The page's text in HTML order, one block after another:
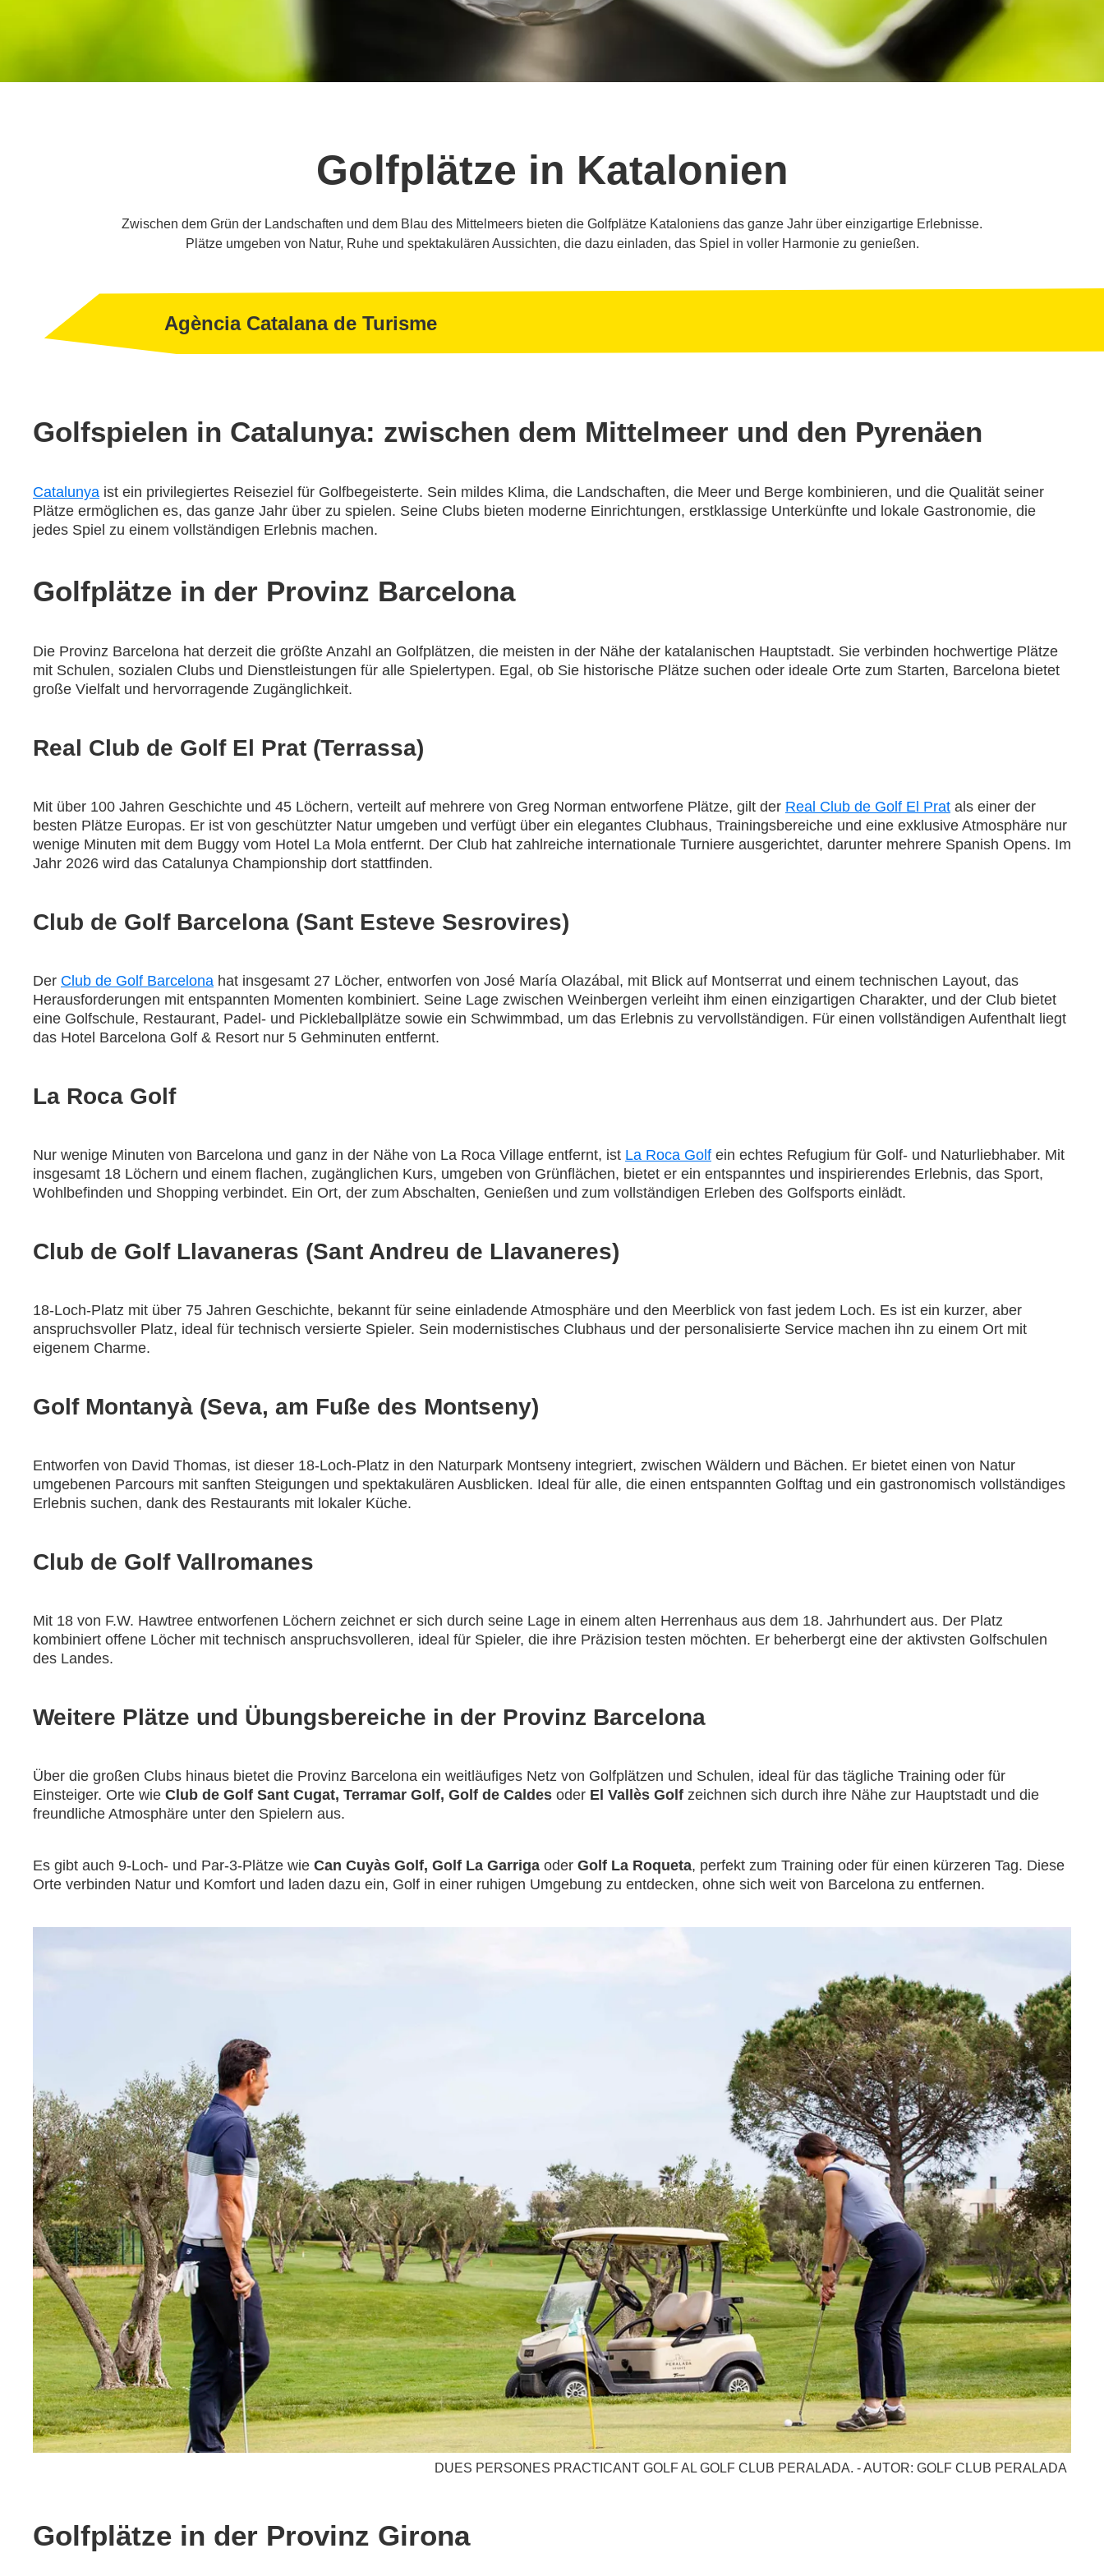
Golfplätze in Katalonien
Zwischen dem Grün der Landschaften und dem Blau des Mittelmeers bieten die Golfplätze Kataloniens das ganze Jahr über einzigartige Erlebnisse.
Plätze umgeben von Natur, Ruhe und spektakulären Aussichten, die dazu einladen, das Spiel in voller Harmonie zu genießen.
Agència Catalana de Turisme
Golfspielen in Catalunya: zwischen dem Mittelmeer und den Pyrenäen
Catalunya ist ein privilegiertes Reiseziel für Golfbegeisterte. Sein mildes Klima, die Landschaften, die Meer und Berge kombinieren, und die Qualität seiner
Plätze ermöglichen es, das ganze Jahr über zu spielen. Seine Clubs bieten moderne Einrichtungen, erstklassige Unterkünfte und lokale Gastronomie, die
jedes Spiel zu einem vollständigen Erlebnis machen.
Golfplätze in der Provinz Barcelona
Die Provinz Barcelona hat derzeit die größte Anzahl an Golfplätzen, die meisten in der Nähe der katalanischen Hauptstadt. Sie verbinden hochwertige Plätze
mit Schulen, sozialen Clubs und Dienstleistungen für alle Spielertypen. Egal, ob Sie historische Plätze suchen oder ideale Orte zum Starten, Barcelona bietet
große Vielfalt und hervorragende Zugänglichkeit.
Real Club de Golf El Prat (Terrassa)
Mit über 100 Jahren Geschichte und 45 Löchern, verteilt auf mehrere von Greg Norman entworfene Plätze, gilt der Real Club de Golf El Prat als einer der
besten Plätze Europas. Er ist von geschützter Natur umgeben und verfügt über ein elegantes Clubhaus, Trainingsbereiche und eine exklusive Atmosphäre nur
wenige Minuten mit dem Buggy vom Hotel La Mola entfernt. Der Club hat zahlreiche internationale Turniere ausgerichtet, darunter mehrere Spanish Opens. Im
Jahr 2026 wird das Catalunya Championship dort stattfinden.
Club de Golf Barcelona (Sant Esteve Sesrovires)
Der Club de Golf Barcelona hat insgesamt 27 Löcher, entworfen von José María Olazábal, mit Blick auf Montserrat und einem technischen Layout, das
Herausforderungen mit entspannten Momenten kombiniert. Seine Lage zwischen Weinbergen verleiht ihm einen einzigartigen Charakter, und der Club bietet
eine Golfschule, Restaurant, Padel- und Pickleballplätze sowie ein Schwimmbad, um das Erlebnis zu vervollständigen. Für einen vollständigen Aufenthalt liegt
das Hotel Barcelona Golf & Resort nur 5 Gehminuten entfernt.
La Roca Golf
Nur wenige Minuten von Barcelona und ganz in der Nähe von La Roca Village entfernt, ist La Roca Golf ein echtes Refugium für Golf- und Naturliebhaber. Mit
insgesamt 18 Löchern und einem flachen, zugänglichen Kurs, umgeben von Grünflächen, bietet er ein entspanntes und inspirierendes Erlebnis, das Sport,
Wohlbefinden und Shopping verbindet. Ein Ort, der zum Abschalten, Genießen und zum vollständigen Erleben des Golfsports einlädt.
Club de Golf Llavaneras (Sant Andreu de Llavaneres)
18-Loch-Platz mit über 75 Jahren Geschichte, bekannt für seine einladende Atmosphäre und den Meerblick von fast jedem Loch. Es ist ein kurzer, aber
anspruchsvoller Platz, ideal für technisch versierte Spieler. Sein modernistisches Clubhaus und der personalisierte Service machen ihn zu einem Ort mit
eigenem Charme.
Golf Montanyà (Seva, am Fuße des Montseny)
Entworfen von David Thomas, ist dieser 18-Loch-Platz in den Naturpark Montseny integriert, zwischen Wäldern und Bächen. Er bietet einen von Natur
umgebenen Parcours mit sanften Steigungen und spektakulären Ausblicken. Ideal für alle, die einen entspannten Golftag und ein gastronomisch vollständiges
Erlebnis suchen, dank des Restaurants mit lokaler Küche.
Club de Golf Vallromanes
Mit 18 von F.W. Hawtree entworfenen Löchern zeichnet er sich durch seine Lage in einem alten Herrenhaus aus dem 18. Jahrhundert aus. Der Platz
kombiniert offene Löcher mit technisch anspruchsvolleren, ideal für Spieler, die ihre Präzision testen möchten. Er beherbergt eine der aktivsten Golfschulen
des Landes.
Weitere Plätze und Übungsbereiche in der Provinz Barcelona
Über die großen Clubs hinaus bietet die Provinz Barcelona ein weitläufiges Netz von Golfplätzen und Schulen, ideal für das tägliche Training oder für
Einsteiger. Orte wie Club de Golf Sant Cugat, Terramar Golf, Golf de Caldes oder El Vallès Golf zeichnen sich durch ihre Nähe zur Hauptstadt und die
freundliche Atmosphäre unter den Spielern aus.
Es gibt auch 9-Loch- und Par-3-Plätze wie Can Cuyàs Golf, Golf La Garriga oder Golf La Roqueta, perfekt zum Training oder für einen kürzeren Tag. Diese
Orte verbinden Natur und Komfort und laden dazu ein, Golf in einer ruhigen Umgebung zu entdecken, ohne sich weit von Barcelona zu entfernen.
DUES PERSONES PRACTICANT GOLF AL GOLF CLUB PERALADA. - AUTOR: GOLF CLUB PERALADA
Golfplätze in der Provinz Girona